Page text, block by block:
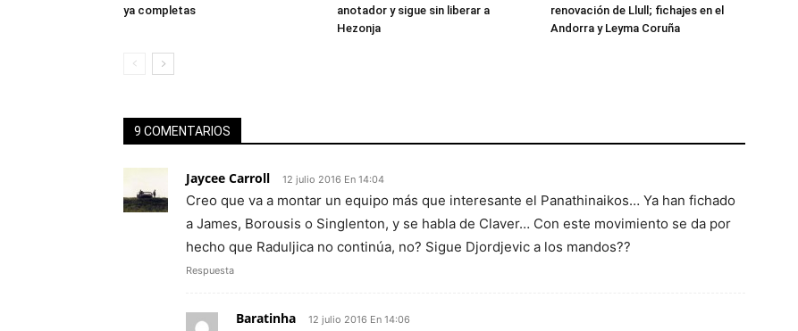
ya completas
anotador y sigue sin liberar a
Hezonja
renovación de Llull; fichajes en el
Andorra y Leyma Coruña
9 COMENTARIOS
Jaycee Carroll 12 julio 2016 En 14:04
Creo que va a montar un equipo más que interesante el Panathinaikos… Ya han fichado
a James, Borousis o Singlenton, y se habla de Claver… Con este movimiento se da por
hecho que Raduljica no continúa, no? Sigue Djordjevic a los mandos??
Respuesta
Baratinha 12 julio 2016 En 14:06